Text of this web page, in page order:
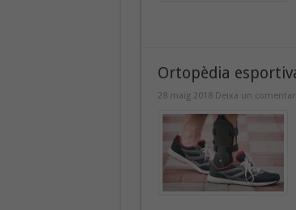
Ortopèdia
28 maig 2018 Deixa un comentari